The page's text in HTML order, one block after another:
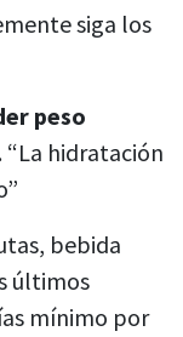
siga los
peso
“La hidratación
bebida
últimos
mínimo por